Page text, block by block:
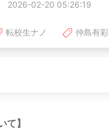
2026-02-20 05:26:19
転校生ナノ 仲島有彩
て】